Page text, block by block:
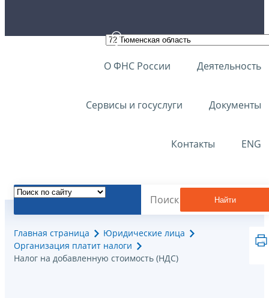
О ФНС России Деятельность
Сервисы и госуслуги Документы
Контакты ENG
Найти
Главная страница
Юридические лица
Организация платит налоги
Налог на добавленную стоимость (НДС)